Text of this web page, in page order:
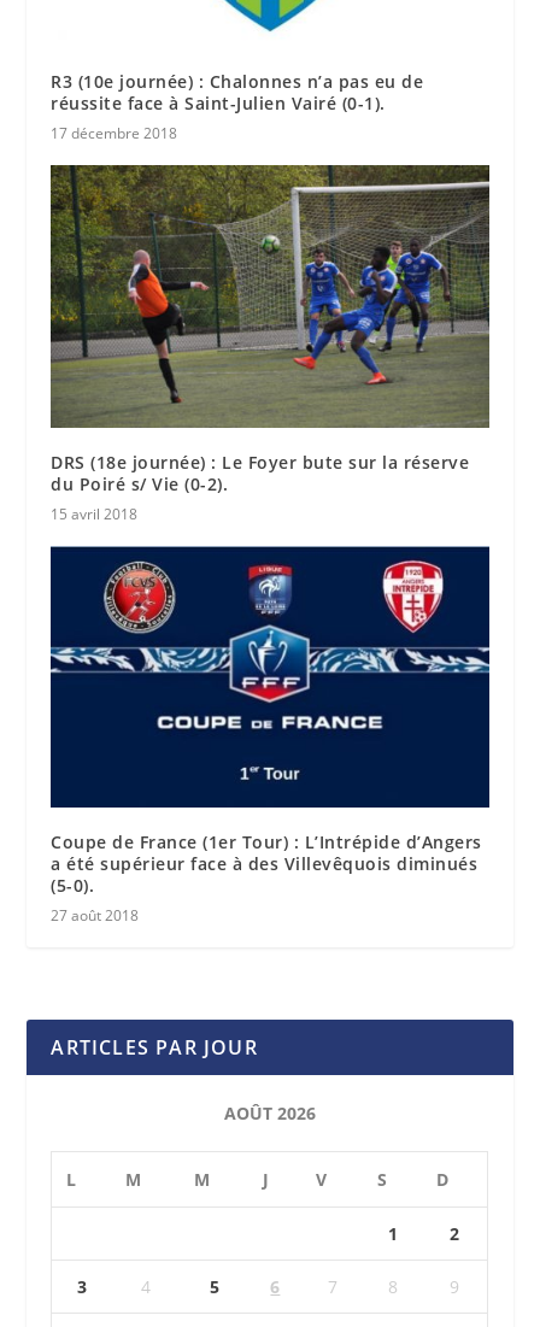
R3 (10e journée) : Chalonnes n’a pas eu de
réussite face à Saint-Julien Vairé (0-1).
17 décembre 2018
DRS (18e journée) : Le Foyer bute sur la réserve
du Poiré s/ Vie (0-2).
15 avril 2018
Coupe de France (1er Tour) : L’Intrépide d’Angers
a été supérieur face à des Villevêquois diminués
(5-0).
27 août 2018
ARTICLES PAR JOUR
AOÛT 2026
L M M J V S D
1 2
3 4 5 6 7 8 9